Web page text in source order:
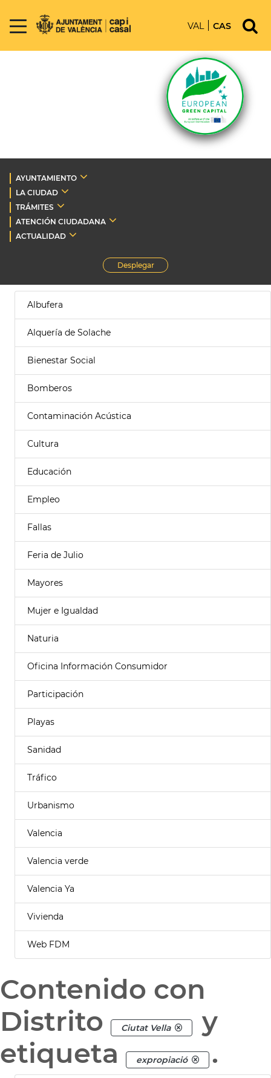
VAL CAS
AYUNTAMIENTO
LA CIUDAD
TRÁMITES
ATENCIÓN CIUDADANA
ACTUALIDAD
Desplegar
Albufera
Alquería de Solache
Bienestar Social
Bomberos
Contaminación Acústica
Cultura
Educación
Empleo
Fallas
Feria de Julio
Mayores
Mujer e Igualdad
Naturia
Oficina Información Consumidor
Participación
Playas
Sanidad
Tráfico
Urbanismo
Valencia
Valencia verde
Valencia Ya
Vivienda
Web FDM
Contenido con
Distrito
Ciutat Vella
y
etiqueta
expropiació .